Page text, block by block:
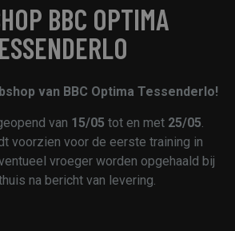
BBC OPTIMA
van BBC Optima Tessenderlo!
van 15/05 tot en met 25/05.
voorzien voor de eerste training in
vroeger worden opgehaald bij
na bericht van levering.